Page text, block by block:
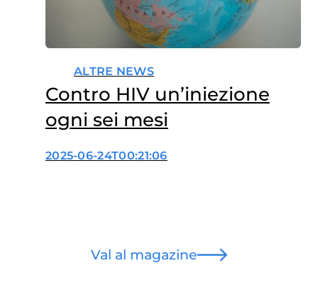
ALTRE NEWS
Contro HIV un’iniezione
ogni sei mesi
2025-06-24T00:21:06
Val al magazine